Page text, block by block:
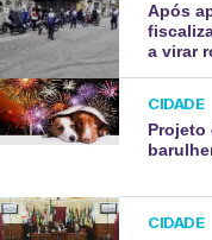
Após
a virar
CIDADE
Projeto
CIDADE